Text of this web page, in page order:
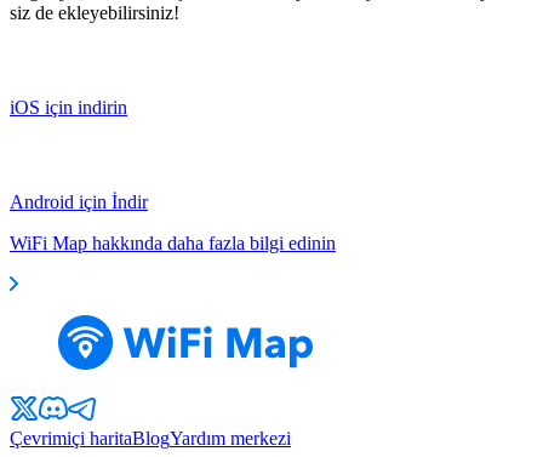
siz de ekleyebilirsiniz!
iOS için indirin
Android için İndir
WiFi Map hakkında daha fazla bilgi edinin
Çevrimiçi haritaBlogYardım merkezi